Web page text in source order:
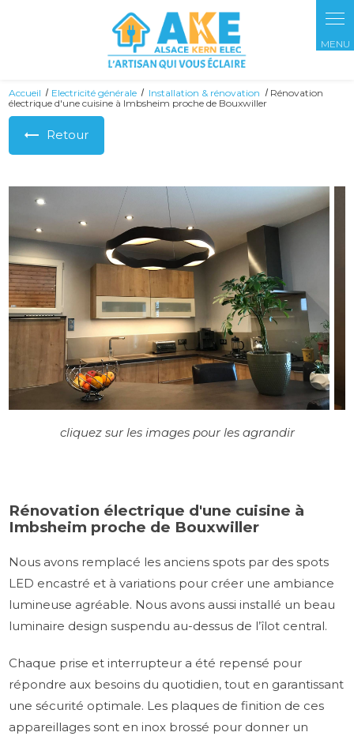
Accueil Electricité générale Installation & rénovation
Rénovation
électrique d'une cuisine à Imbsheim proche de Bouxwiller
Retour
cliquez sur les images pour les agrandir
Rénovation électrique d'une cuisine à
Imbsheim proche de Bouxwiller
Nous avons remplacé les anciens spots par des spots
LED encastré et à variations pour créer une ambiance
lumineuse agréable. Nous avons aussi installé un beau
luminaire design suspendu au-dessus de l’îlot central.
Chaque prise et interrupteur a été repensé pour
répondre aux besoins du quotidien, tout en garantissant
une sécurité optimale. Les plaques de finition de ces
appareillages sont en inox brossé pour donner un